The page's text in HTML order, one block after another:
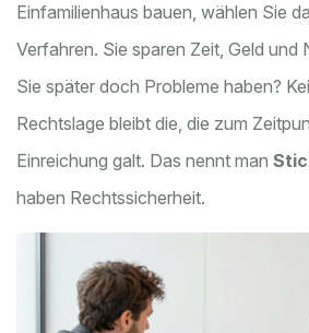
Einfamilienhaus bauen, wählen Sie
Verfahren. Sie sparen Zeit, Geld und
Sie später doch Probleme haben?
Rechtslage bleibt die, die zum
Einreichung galt. Das nennt man
haben Rechtssicherheit.